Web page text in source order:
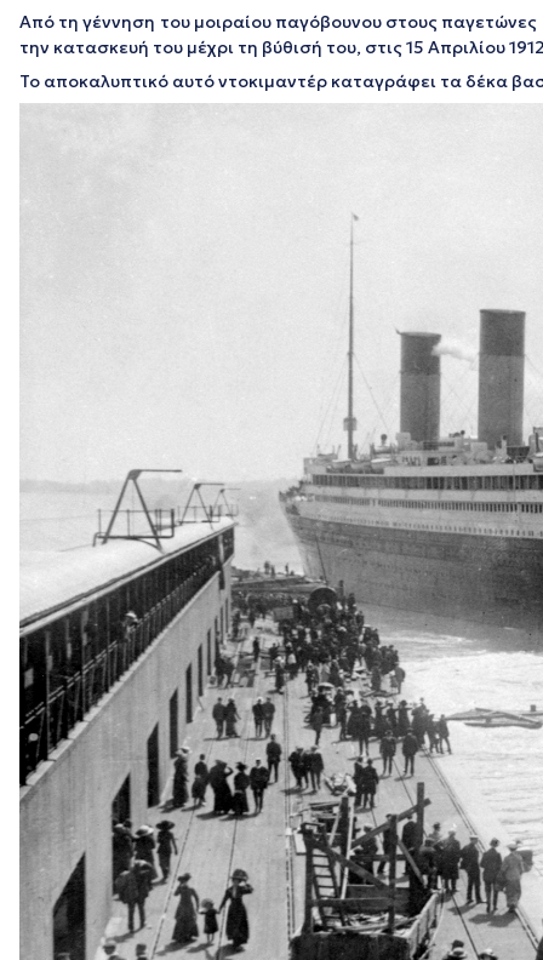
Από τη γέννηση του μοιραίου παγόβουνου στους παγετώνες
την κατασκευή του μέχρι τη βύθισή του, στις 15 Απριλίου
Το αποκαλυπτικό αυτό ντοκιμαντέρ καταγράφει τα δέκα